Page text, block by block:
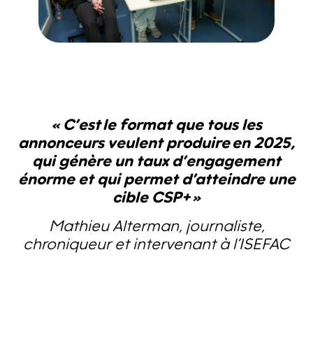
« C’est le format que tous les
annonceurs veulent produire en 2025,
qui génère un taux d’engagement
énorme et qui permet d’atteindre une
cible CSP+ »
Mathieu Alterman, journaliste,
chroniqueur et intervenant à l’ISEFAC